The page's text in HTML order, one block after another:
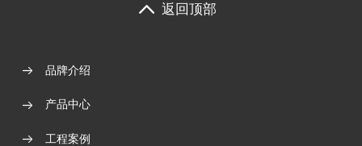
返回顶部
品牌介绍
产品中心
工程案例